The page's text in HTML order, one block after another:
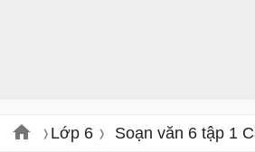
Lớp 6 Soạn văn 6 tập 1